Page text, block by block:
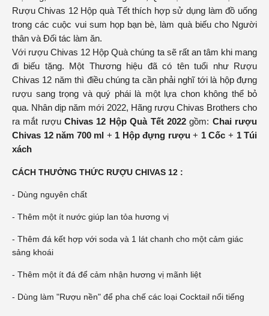
Rượu Chivas 12 Hộp quà Tết thích hợp sử dụng làm đồ uống
trong các cuộc vui sum họp bạn bè, làm quà biếu cho Người
thân và Đối tác làm ăn.
Với rượu Chivas 12 Hộp Quà chúng ta sẽ rất an tâm khi mang
đi biếu tặng. Một Thương hiệu đã có tên tuổi như Rượu
Chivas 12 năm thì điều chúng ta cần phải nghĩ tới là hộp đựng
rượu sang trọng và quý phái là một lựa chon không thể bỏ
qua. Nhân dịp năm mới 2022, Hãng rượu Chivas Brothers cho
ra mắt rượuChivas 12 Hộp Quà Tết 2022gồm: Chai rượu
Chivas 12 năm 700 ml + 1 Hộp đựng rượu+ 1 Cốc + 1 Túi
xách
CÁCH THƯỞNG THỨC RƯỢU CHIVAS 12 :
- Dùng nguyên chất
- Thêm một ít nước giúp lan tỏa hương vị
- Thêm đá kết hợp với soda và 1 lát chanh cho một cảm giác
sảng khoái
- Thêm một ít đá để cảm nhận hương vị mãnh liệt
- Dùng làm "Rượu nền" để pha chế các loại Cocktail nổi tiếng